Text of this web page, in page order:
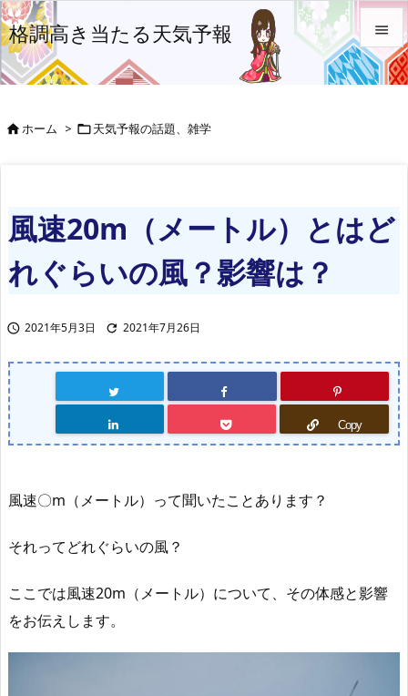



検索
格調高き当たる天気予報
ホーム > 天気予報の話題、雑学
風速20m（メートル）とはど
れぐらいの風？影響は？
 2021年5月3日  2021年7月26日
Copy
風速〇m（メートル）って聞いたことあります？
それってどれぐらいの風？
ここでは風速20m（メートル）について、その体感と影響
をお伝えします。